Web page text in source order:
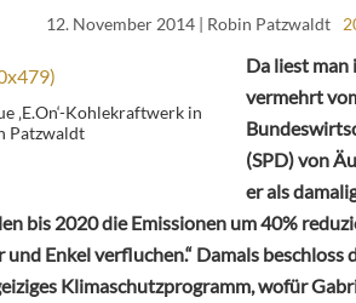
12. November 2014| Robin Patzwaldt
‚E.On‘-Kohlekraftwerk in
Patzwaldt
Da liest man
vermehrt
(SPD) von
er als
bis 2020 die Emissionen um 40%
und Enkel verfluchen.“ Damals
Klimaschutzprogramm, wofür